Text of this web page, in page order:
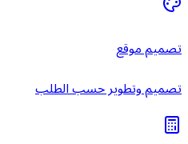
تصميم موقع
تصميم وتطوير حسب الطلب